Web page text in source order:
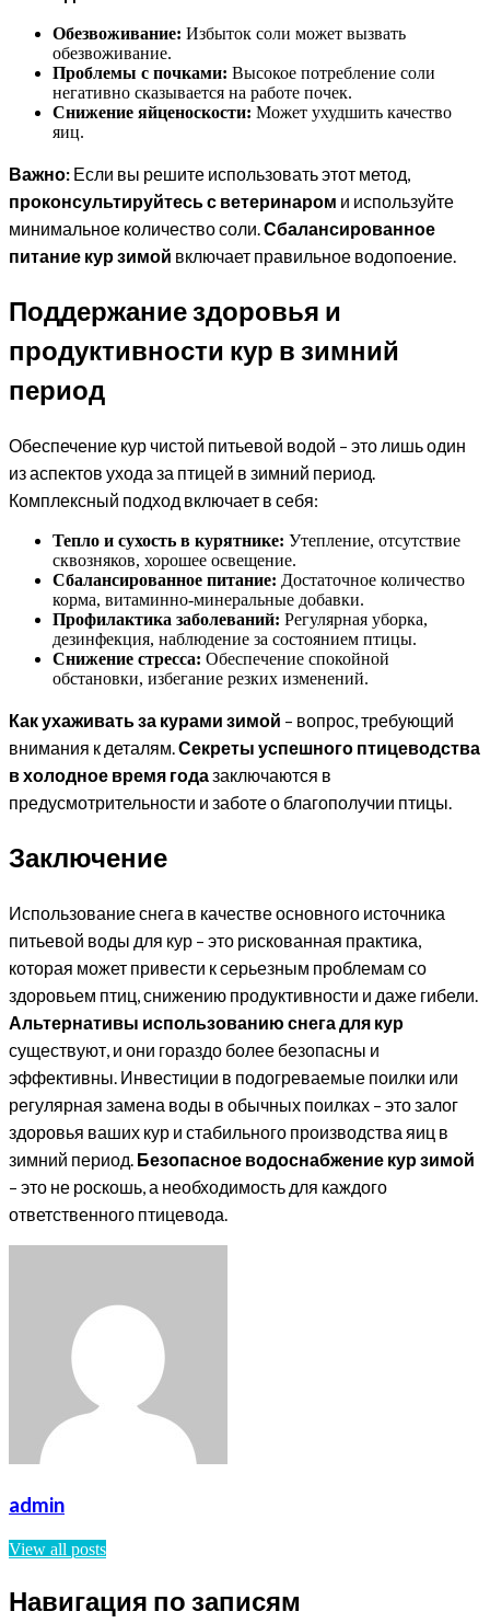
Обезвоживание: Избыток соли может вызвать
обезвоживание.
Проблемы с почками: Высокое потребление соли
негативно сказывается на работе почек.
Снижение яйценоскости: Может ухудшить качество
яиц.
Важно: Если вы решите использовать этот метод,
проконсультируйтесь с ветеринаром и используйте
минимальное количество соли.Сбалансированное
питание кур зимой включает правильное водопоение.
Поддержание здоровья и
продуктивности кур в зимний
период
Обеспечение кур чистой питьевой водой – это лишь один
из аспектов ухода за птицей в зимний период.
Комплексный подход включает в себя:
Тепло и сухость в курятнике: Утепление, отсутствие
сквозняков, хорошее освещение.
Сбалансированное питание: Достаточное количество
корма, витаминно-минеральные добавки.
Профилактика заболеваний: Регулярная уборка,
дезинфекция, наблюдение за состоянием птицы.
Снижение стресса: Обеспечение спокойной
обстановки, избегание резких изменений.
Как ухаживать за курами зимой – вопрос, требующий
внимания к деталям.Секреты успешного птицеводства
в холодное время годазаключаются в
предусмотрительности и заботе о благополучии птицы.
Заключение
Использование снега в качестве основного источника
питьевой воды для кур – это рискованная практика,
которая может привести к серьезным проблемам со
здоровьем птиц, снижению продуктивности и даже гибели.
Альтернативы использованию снега для кур
существуют, и они гораздо более безопасны и
эффективны. Инвестиции в подогреваемые поилки или
регулярная замена воды в обычных поилках – это залог
здоровья ваших кур и стабильного производства яиц в
зимний период. Безопасное водоснабжение кур зимой
– это не роскошь, а необходимость для каждого
ответственного птицевода.
admin
View all posts
Навигация по записям